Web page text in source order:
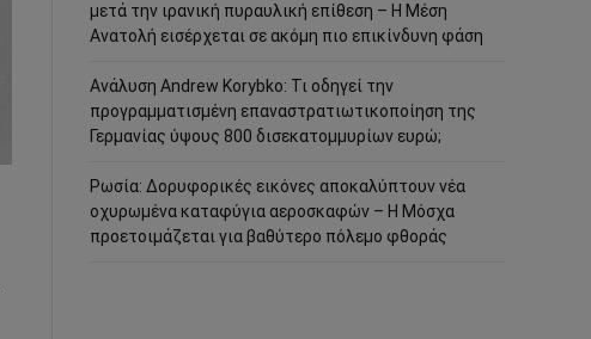
μετά την ιρανική πυραυλική επίθεση – Η Μέση
Ανατολή εισέρχεται σε ακόμη πιο επικίνδυνη φάση
Ανάλυση Andrew Korybko: Τι οδηγεί την
προγραμματισμένη επαναστρατιωτικοποίηση της
Γερμανίας ύψους 800 δισεκατομμυρίων ευρώ;
Ρωσία: Δορυφορικές εικόνες αποκαλύπτουν νέα
οχυρωμένα καταφύγια αεροσκαφών – Η Μόσχα
προετοιμάζεται για βαθύτερο πόλεμο φθοράς